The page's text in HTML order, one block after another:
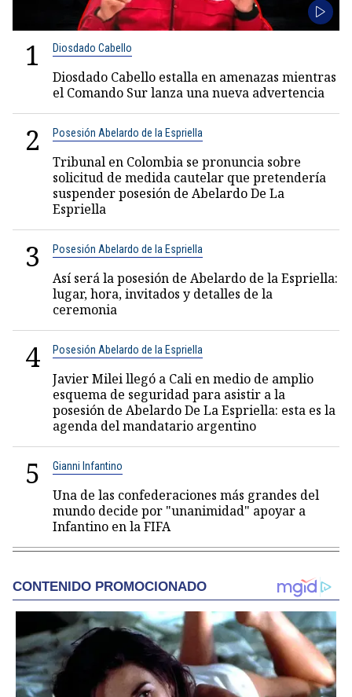
1 Diosdado Cabello
Diosdado Cabello estalla en amenazas mientras
el Comando Sur lanza una nueva advertencia
2 Posesión Abelardo de la Espriella
Tribunal en Colombia se pronuncia sobre
solicitud de medida cautelar que pretendería
suspender posesión de Abelardo De La
Espriella
3 Posesión Abelardo de la Espriella
Así será la posesión de Abelardo de la Espriella:
lugar, hora, invitados y detalles de la
ceremonia
4 Posesión Abelardo de la Espriella
Javier Milei llegó a Cali en medio de amplio
esquema de seguridad para asistir a la
posesión de Abelardo De La Espriella: esta es la
agenda del mandatario argentino
5 Gianni Infantino
Una de las confederaciones más grandes del
mundo decide por "unanimidad" apoyar a
Infantino en la FIFA